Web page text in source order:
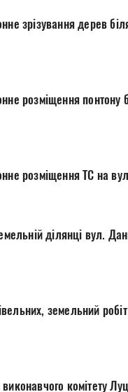
зрізування дерев
розміщення понтону
розміщення ТС на
ділянці вул.
земельний робіт
комітету